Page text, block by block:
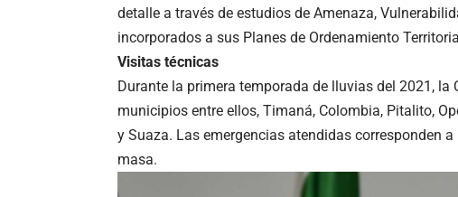
detalle a través de estudios de Amenaza,
incorporados a sus Planes de Ordenamiento
Visitas técnicas
Durante la primera temporada de lluvias del 2021,
municipios entre ellos, Timaná, Colombia, Pitalito,
y Suaza. Las emergencias atendidas corresponden
masa.